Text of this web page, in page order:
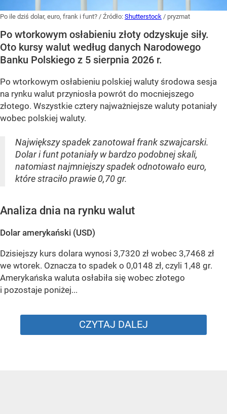
Po ile dziś dolar, euro, frank i funt? / Źródło: Shutterstock / pryzmat
Po wtorkowym osłabieniu złoty odzyskuje siły.
Oto kursy walut według danych Narodowego
Banku Polskiego z 5 sierpnia 2026 r.
Po wtorkowym osłabieniu polskiej waluty środowa sesja
na rynku walut przyniosła powrót do mocniejszego
złotego. Wszystkie cztery najważniejsze waluty potaniały
wobec polskiej waluty.
Największy spadek zanotował frank szwajcarski.
Dolar i funt potaniały w bardzo podobnej skali,
natomiast najmniejszy spadek odnotowało euro,
które straciło prawie 0,70 gr.
Analiza dnia na rynku walut
Dolar amerykański (USD)
Dzisiejszy kurs dolara wynosi 3,7320 zł wobec 3,7468 zł
we wtorek. Oznacza to spadek o 0,0148 zł, czyli 1,48 gr.
Amerykańska waluta osłabiła się wobec złotego
i pozostaje poniżej...
CZYTAJ DALEJ